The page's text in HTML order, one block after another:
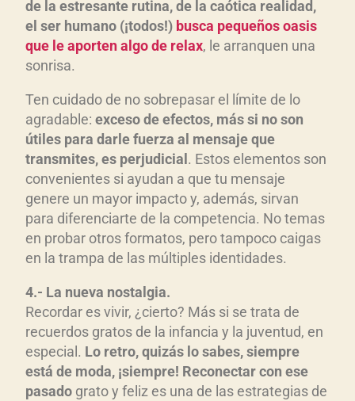
de la estresante rutina, de la caótica realidad,
el ser humano (¡todos!) busca pequeños oasis
que le aporten algo de relax, le arranquen una
sonrisa.
Ten cuidado de no sobrepasar el límite de lo
agradable: exceso de efectos, más si no son
útiles para darle fuerza al mensaje que
transmites, es perjudicial . Estos elementos son
convenientes si ayudan a que tu mensaje
genere un mayor impacto y, además, sirvan
para diferenciarte de la competencia. No temas
en probar otros formatos, pero tampoco caigas
en la trampa de las múltiples identidades.
4.- La nueva nostalgia.
Recordar es vivir, ¿cierto? Más si se trata de
recuerdos gratos de la infancia y la juventud, en
especial. Lo retro, quizás lo sabes, siempre
está de moda, ¡siempre! Reconectar con ese
pasado grato y feliz es una de las estrategias de